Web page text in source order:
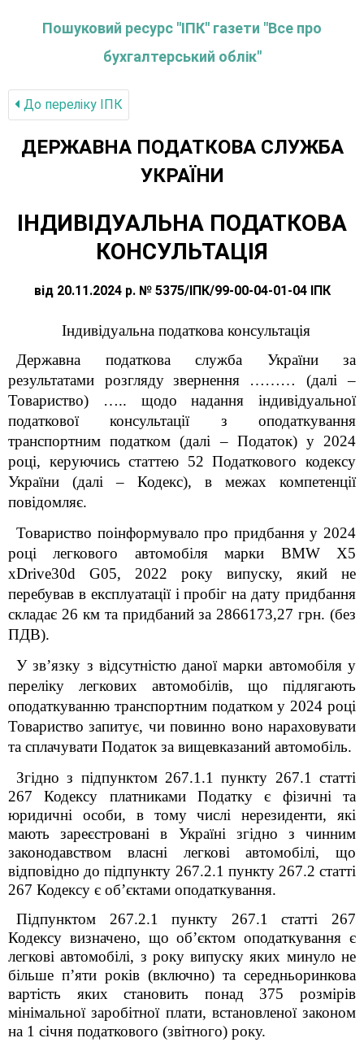
Пошуковий ресурс "ІПК" газети "Все про
бухгалтерський облік"
До переліку IПК
ДЕРЖАВНА ПОДАТКОВА СЛУЖБА
УКРАЇНИ
ІНДИВІДУАЛЬНА ПОДАТКОВА
КОНСУЛЬТАЦІЯ
від 20.11.2024 р. № 5375/ІПК/99-00-04-01-04 ІПК
Індивідуальна податкова консультація
Державна податкова служба України за
результатами розгляду звернення ……… (далі –
Товариство) ….. щодо надання індивідуальної
податкової консультації з оподаткування
транспортним податком (далі – Податок) у 2024
році, керуючись статтею 52 Податкового кодексу
України (далі – Кодекс), в межах компетенції
повідомляє.
Товариство поінформувало про придбання у 2024
році легкового автомобіля марки ВМW X5
хDrive30d G05, 2022 року випуску, який не
перебував в експлуатації і пробіг на дату придбання
складає 26 км та придбаний за 2866173,27 грн. (без
ПДВ).
У зв’язку з відсутністю даної марки автомобіля у
переліку легкових автомобілів, що підлягають
оподаткуванню транспортним податком у 2024 році
Товариство запитує, чи повинно воно нараховувати
та сплачувати Податок за вищевказаний автомобіль.
Згідно з підпунктом 267.1.1 пункту 267.1 статті
267 Кодексу платниками Податку є фізичні та
юридичні особи, в тому числі нерезиденти, які
мають зареєстровані в Україні згідно з чинним
законодавством власні легкові автомобілі, що
відповідно до підпункту 267.2.1 пункту 267.2 статті
267 Кодексу є об’єктами оподаткування.
Підпунктом 267.2.1 пункту 267.1 статті 267
Кодексу визначено, що об’єктом оподаткування є
легкові автомобілі, з року випуску яких минуло не
більше п’яти років (включно) та середньоринкова
вартість яких становить понад 375 розмірів
мінімальної заробітної плати, встановленої законом
на 1 січня податкового (звітного) року.